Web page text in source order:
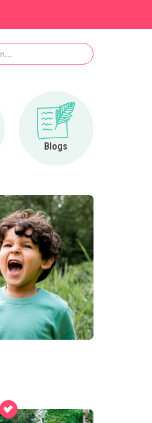
Inclusief
Blogs
Ga naar Blogs